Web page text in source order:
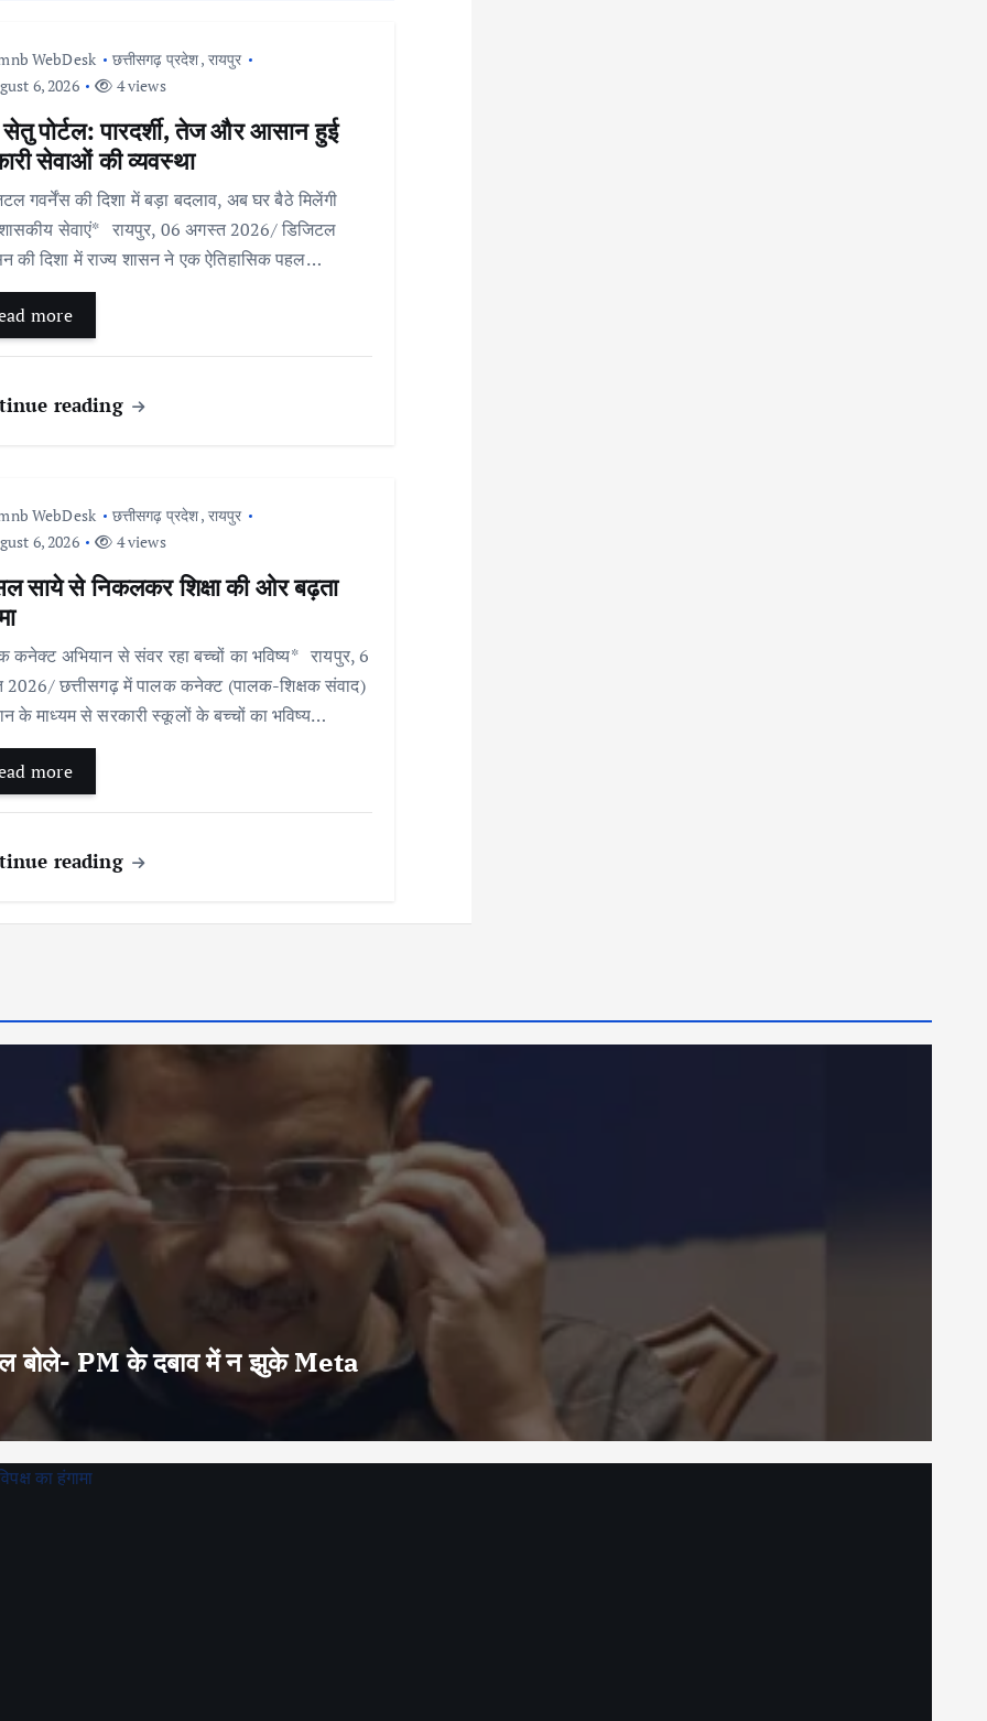
WebDesk छत्तीसगढ़ प्रदेश, रायपुर
6, 2026
4 views
पोर्टल: पारदर्शी, तेज और आसान हुई
सेवाओं की व्यवस्था
गवर्नेंस की दिशा में बड़ा बदलाव, अब घर बैठे मिलेंगी
सेवाएं* रायपुर, 06 अगस्त 2026/ डिजिटल
की दिशा में राज्य शासन ने एक ऐतिहासिक पहल…
more
reading
WebDesk छत्तीसगढ़ प्रदेश, रायपुर
6, 2026
4 views
साये से निकलकर शिक्षा की ओर बढ़ता
कनेक्ट अभियान से संवर रहा बच्चों का भविष्य* रायपुर, 6
2026/ छत्तीसगढ़ में पालक कनेक्ट (पालक-शिक्षक संवाद)
के माध्यम से सरकारी स्कूलों के बच्चों का भविष्य…
more
reading
बोले- PM के दबाव में न झुके Meta